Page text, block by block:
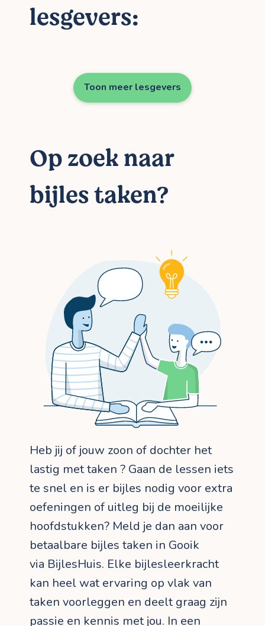
lesgevers:
Toon meer lesgevers
Op zoek naar
bijles taken?
Heb jij of jouw zoon of dochter het
lastig met taken ? Gaan de lessen iets
te snel en is er bijles nodig voor extra
oefeningen of uitleg bij de moeilijke
hoofdstukken? Meld je dan aan voor
betaalbare bijles taken in Gooik
via BijlesHuis. Elke bijlesleerkracht
kan heel wat ervaring op vlak van
taken voorleggen en deelt graag zijn
passie en kennis met jou. In een